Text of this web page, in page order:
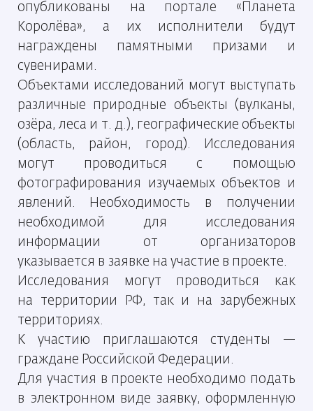
опубликованы на портале «Планета
Королёва», а их исполнители будут
награждены памятными призами и
сувенирами.
Объектами исследований могут выступать
различные природные объекты (вулканы,
озёра, леса и т. д.), географические объекты
(область, район, город). Исследования
могут проводиться с помощью
фотографирования изучаемых объектов и
явлений. Необходимость в получении
необходимой для исследования
информации от организаторов
указывается в заявке на участие в проекте.
Исследования могут проводиться как
на территории РФ, так и на зарубежных
территориях.
К участию приглашаются студенты —
граждане Российской Федерации.
Для участия в проекте необходимо подать
в электронном виде заявку, оформленную